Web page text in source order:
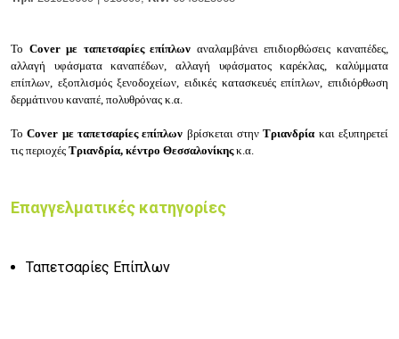
Το Cover με ταπετσαρίες επίπλων αναλαμβάνει επιδιορθώσεις καναπέδες,
αλλαγή υφάσματα καναπέδων, αλλαγή υφάσματος καρέκλας, καλύμματα
επίπλων, εξοπλισμός ξενοδοχείων, ειδικές κατασκευές επίπλων, επιδιόρθωση
δερμάτινου καναπέ, πολυθρόνας κ.α.
ΤοCover με ταπετσαρίες επίπλων βρίσκεται στηνΤριανδρία και εξυπηρετεί
τις περιοχές Τριανδρία, κέντρο Θεσσαλονίκηςκ.α.
Επαγγελματικές κατηγορίες
Ταπετσαρίες Επίπλων